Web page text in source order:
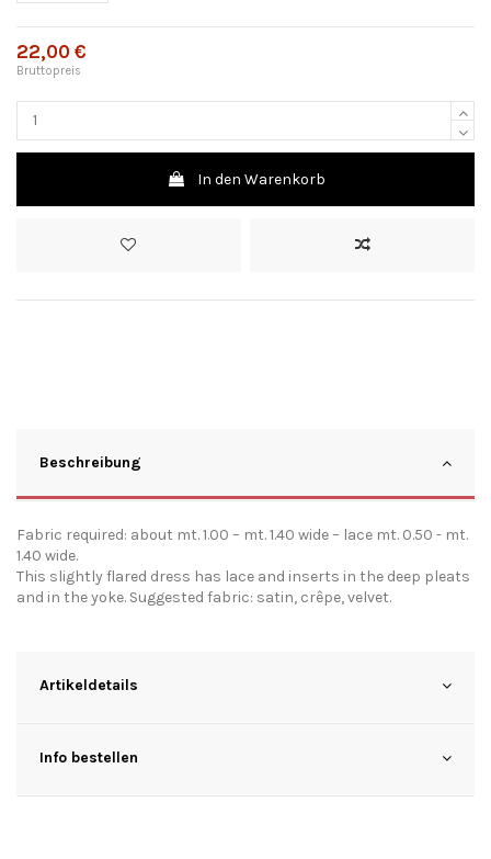
22,00 €
Bruttopreis
In den Warenkorb
Beschreibung
Fabric required: about mt. 1.00 – mt. 1.40 wide – lace mt. 0.50 - mt.
1.40 wide.
This slightly flared dress has lace and inserts in the deep pleats
and in the yoke. Suggested fabric: satin, crêpe, velvet.
Artikeldetails
Info bestellen